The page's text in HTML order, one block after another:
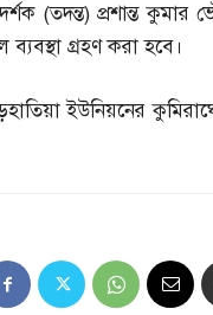
(তদন্ত)প্রশান্ত কুমার
গ্রহণ করা হবে।
ইউনিয়নের